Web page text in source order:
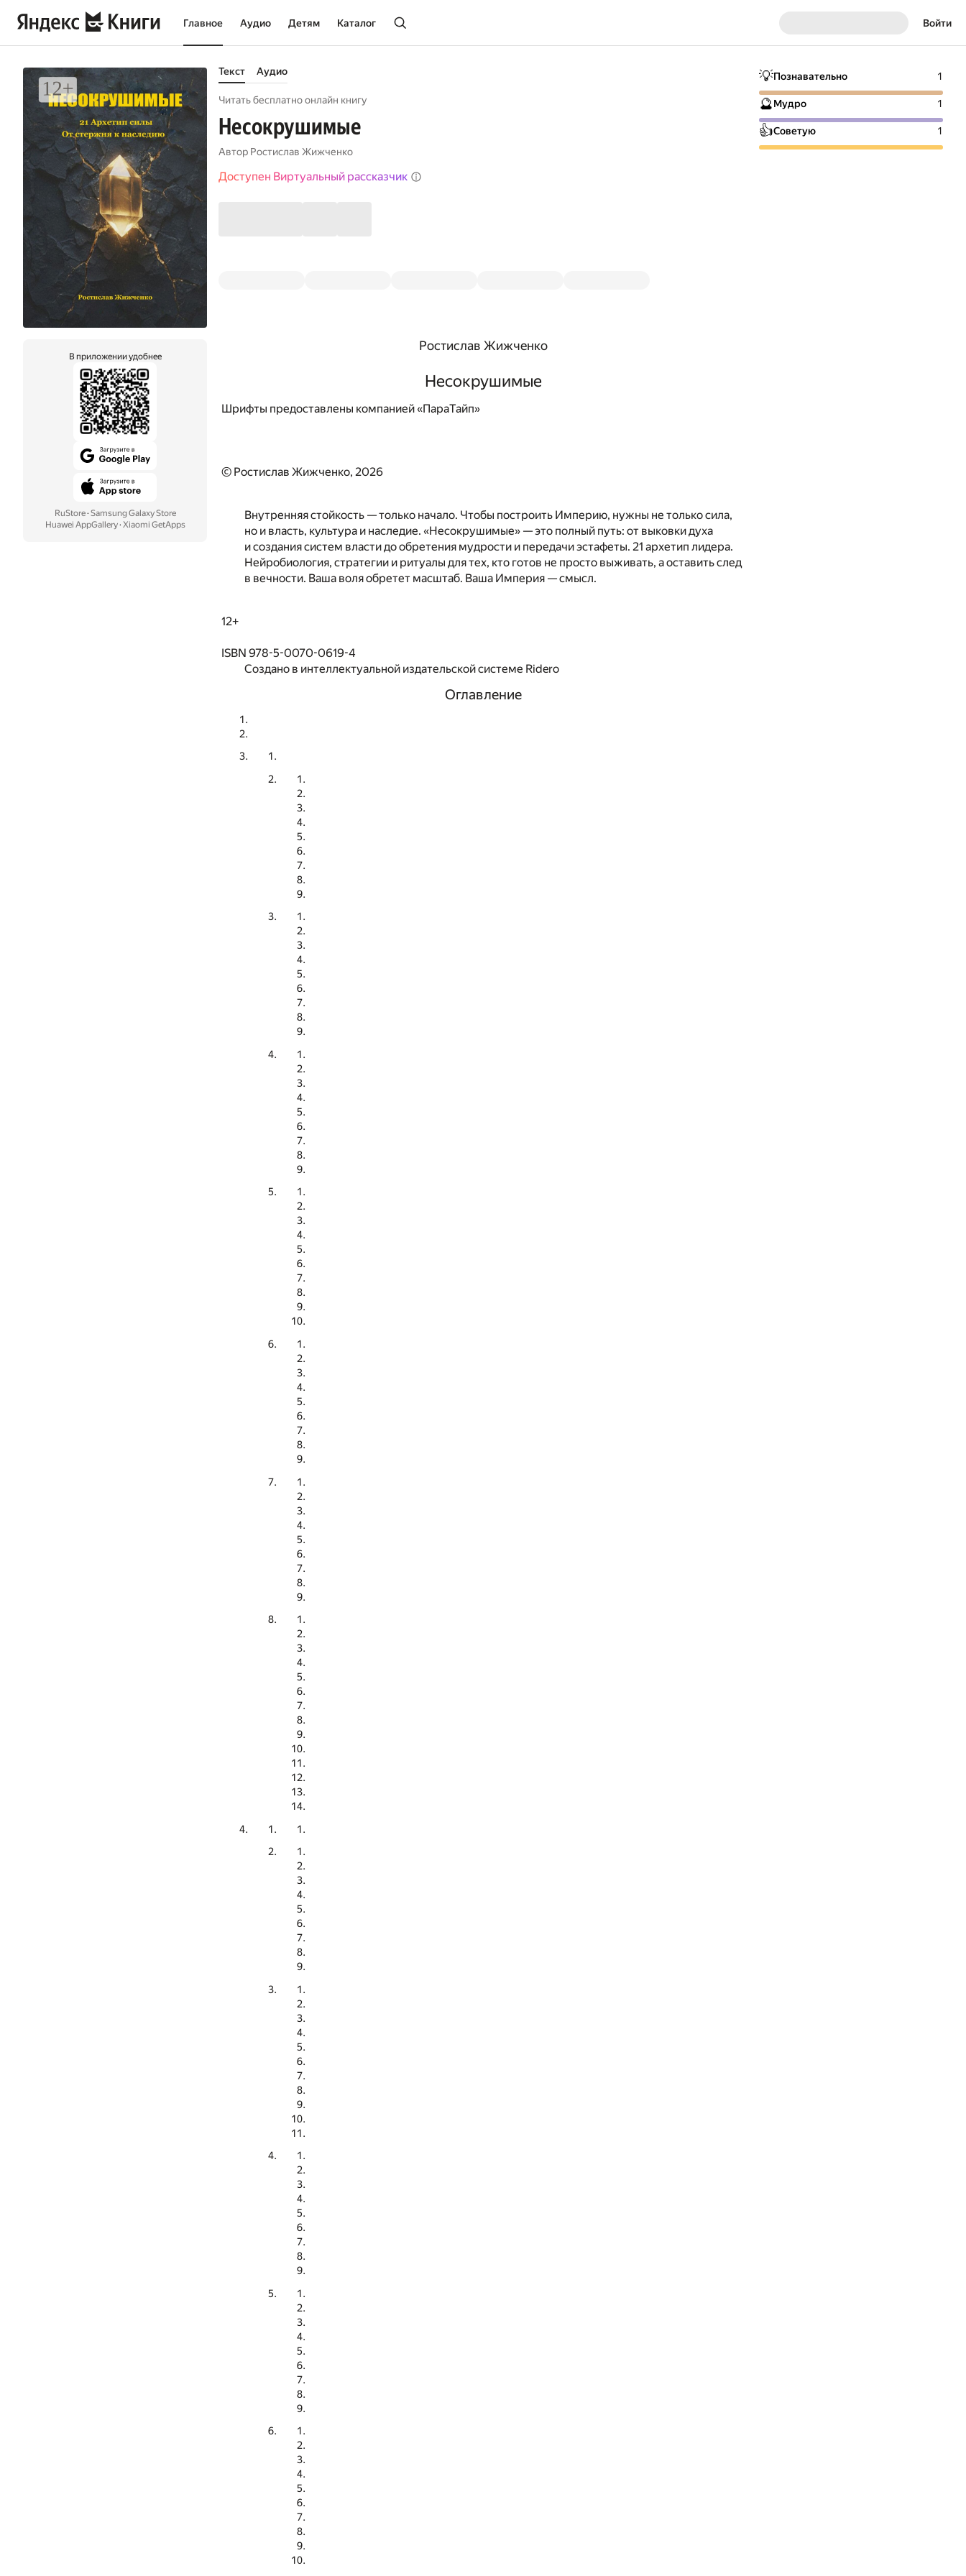
Главное Аудио Детям Каталог Войти
В приложении удобнее
RuStore· Samsung Galaxy Store
Huawei AppGallery· Xiaomi GetApps
Текст Аудио
Читать бесплатно онлайн книгу
Несокрушимые
Автор Ростислав Жижченко
Доступен Виртуальный рассказчик
Ростислав Жижченко
Несокрушимые
Шрифты предоставлены компанией «ПараТайп»
© Ростислав Жижченко, 2026
Внутренняя стойкость — только начало. Чтобы построить Империю, нужны не только сила,
но и власть, культура и наследие. «Несокрушимые» — это полный путь: от выковки духа
и создания систем власти до обретения мудрости и передачи эстафеты. 21 архетип лидера.
Нейробиология, стратегии и ритуалы для тех, кто готов не просто выживать, а оставить след
в вечности. Ваша воля обретет масштаб. Ваша Империя — смысл.
12+
ISBN 978-5-0070-0619-4
Создано в интеллектуальной издательской системе Ridero
Оглавление
💡Познавательно 1
🔮Мудро 1
👍Советую 1